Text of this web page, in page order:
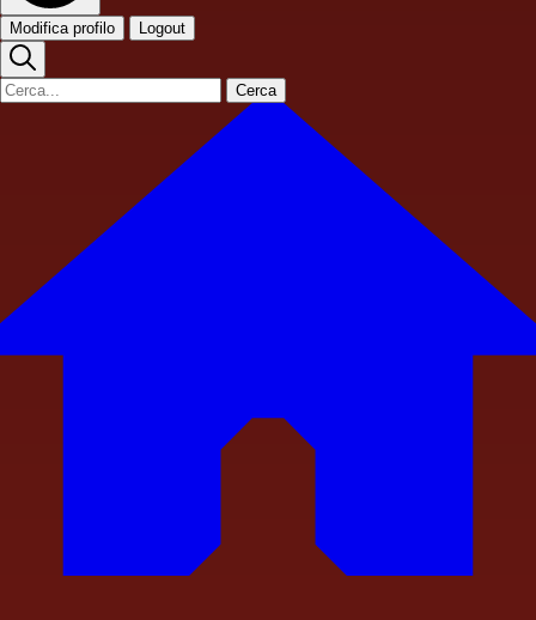
Modifica profilo Logout
Cerca